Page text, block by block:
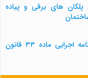
پلکان های برقی و پیاده
اعلام نظر پیرامون پیش نویس آیین نامه اجرایی ماده ۳۳ قانون